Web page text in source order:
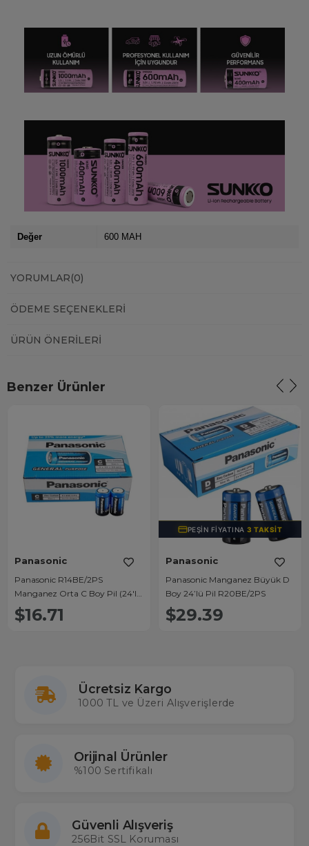
Değer 600 MAH
YORUMLAR(0)
ÖDEME SEÇENEKLERI
ÜRÜN ÖNERILERI
Benzer Ürünler
Panasonic
Panasonic R14BE/2PS
Manganez Orta C Boy Pil (24'lü
Paket)
$16.71
PEŞIN FIYATINA3 TAKSIT
Panasonic
Panasonic Manganez Büyük D
Boy 24’lü Pil R20BE/2PS
$29.39
Ücretsiz Kargo
1000 TL ve Üzeri Alışverişlerde
Orijinal Ürünler
%100 Sertifikalı
Güvenli Alışveriş
256Bit SSL Koruması